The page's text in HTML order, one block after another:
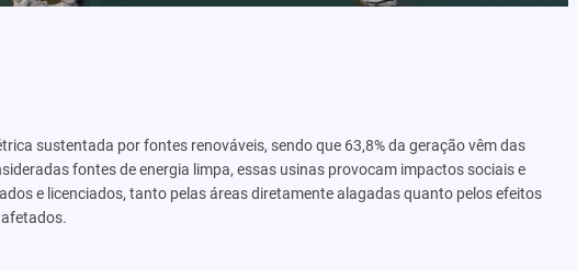
sustentada por fontes renováveis, sendo que 63,8% da geração vêm das
fontes de energia limpa, essas usinas provocam impactos sociais e
e licenciados, tanto pelas áreas diretamente alagadas quanto pelos efeitos